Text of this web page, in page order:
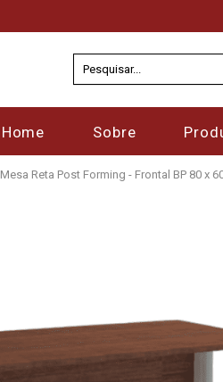
Home Sobre
Mesa Reta Post Forming - Frontal BP 80 x